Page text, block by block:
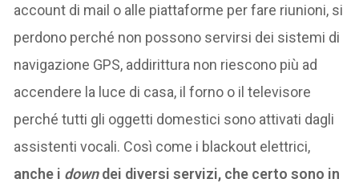
account di mail o alle piattaforme per fare riunioni, si
perdono perché non possono servirsi dei sistemi di
navigazione GPS, addirittura non riescono più ad
accendere la luce di casa, il forno o il televisore
perché tutti gli oggetti domestici sono attivati dagli
assistenti vocali. Così come i blackout elettrici,
anche i downdei diversi servizi, che certo sono in